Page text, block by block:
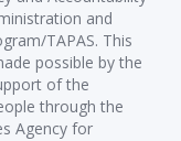
and
TAPAS. This
possible by the
of the
through the
Agency for